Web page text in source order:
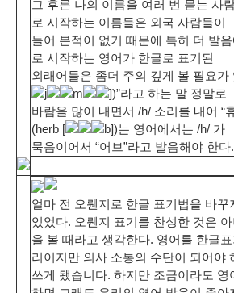
그 후론 나의 이름을 여러 번 묻는 사
로 시작하는 이름들은 외국 사람들이
들어 본적이 없기 때문에 특히 더 발
로 시작하는 영어가 한글로 표기된
외래어들은 좀더 주의 깊게 볼 필요
j
m
])”라고 하는 말 정말로
바람을 많이 내면서 /h/ 소리를 내어 “
(herb [
b])는 영어에서는 /h/ 가
묵음이어서 “어브”라고 발음해야 한다.
얼마 전 오뤤지로 한글 표기법을 바
있었다. 오뤤지 표기를 찬성한 것은
을 볼 때라고 생각한다. 영어를 한글
리이지만 의사 소통의 수단이 되어야
쓰게 됐습니다. 하지만 조금이라도